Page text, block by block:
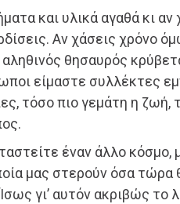
και υλικά αγαθά κι αν
Αν χάσεις χρόνο
θησαυρός
είμαστε συλλέκτες
τόσο πιο γεμάτη η ζωή,
έναν άλλο
μας στερούν όσα
γι’ αυτόν ακριβώς το